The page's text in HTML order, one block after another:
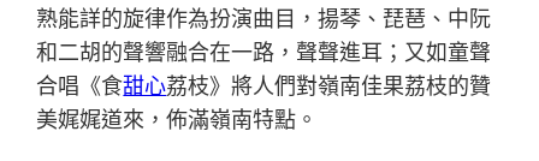
熟能詳的旋律作為扮演曲目，揚琴、琵琶、中阮
和二胡的聲響融合在一路，聲聲進耳；又如童聲
合唱《食甜心荔枝》將人們對嶺南佳果荔枝的贊
美娓娓道來，佈滿嶺南特點。